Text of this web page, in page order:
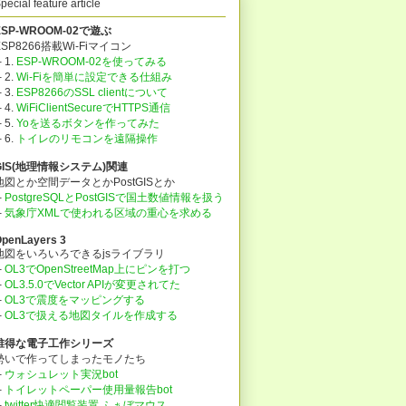
feature article
WROOM-02で遊ぶ
搭載Wi-Fiマイコン
1. ESP-WROOM-02を使ってみる
2. Wi-Fiを簡単に設定できる仕組み
3. ESP8266のSSL clientについて
4. WiFiClientSecureでHTTPS通信
5. Yoを送るボタンを作ってみた
6. トイレのリモコンを遠隔操作
地理情報システム)関連
図とか空間データとかPostGISとか
PostgreSQLとPostGISで国土数値情報を扱う
気象庁XMLで使われる区域の重心を求める
3
図をいろいろできるjsライブラリ
OL3でOpenStreetMap上にピンを打つ
OL3.5.0でVector APIが変更されてた
OL3で震度をマッピングする
OL3で扱える地図タイルを作成する
得な電子工作シリーズ
いで作ってしまったモノたち
ウォシュレット実況bot
トイレットペーパー使用量報告bot